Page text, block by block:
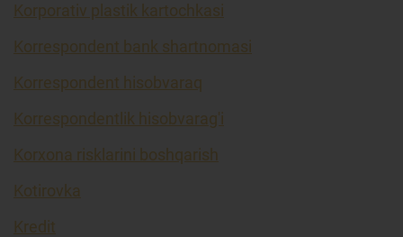
Korporativ plastik kartochkasi
Korrespondent bank shartnomasi
Korrespondent hisobvaraq
Korrespondentlik hisobvarag'i
Korxona risklarini boshqarish
Kotirovka
Kredit